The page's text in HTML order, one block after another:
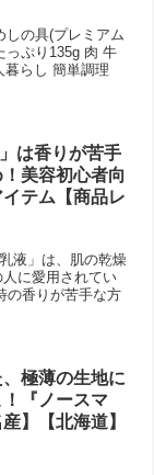
の具(プレミアム
っぷり135g 肉 牛
らし 簡単調理
は香りが苦手
美容初心者向
テム【商品レ
液」は、肌の乾燥
に愛用されてい
香りが苦手な方
極薄の生地に
『ノースマ
】【北海道】